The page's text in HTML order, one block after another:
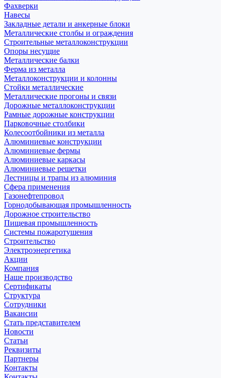
Фахверки
Навесы
Закладные детали и анкерные блоки
Металлические столбы и ограждения
Строительные металлоконструкции
Опоры несущие
Металлические балки
Ферма из металла
Металлоконструкции и колонны
Стойки металлические
Металлические прогоны и связи
Дорожные металлоконструкции
Рамные дорожные конструкции
Парковочные столбики
Колесоотбойники из металла
Алюминиевые конструкции
Алюминиевые фермы
Алюминиевые каркасы
Алюминиевые решетки
Лестницы и трапы из алюминия
Сфера применения
Газонефтепровод
Горнодобывающая промышленность
Дорожное строительство
Пищевая промышленность
Системы пожаротушения
Строительство
Электроэнергетика
Акции
Компания
Наше производство
Сертификаты
Структура
Сотрудники
Вакансии
Стать представителем
Новости
Статьи
Реквизиты
Партнеры
Контакты